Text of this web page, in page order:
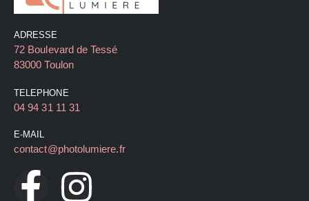
ADRESSE
72 Boulevard de Tessé
83000 Toulon
TELEPHONE
04 94 31 11 31
E-MAIL
contact@photolumiere.fr